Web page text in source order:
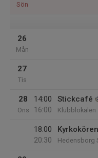
Sön
26
Mån
27
Tis
28
Ons
14:00
16:00
Stickcafé
Klubblokalen
18:00
20:30
Kyrkokören
Hedensborg